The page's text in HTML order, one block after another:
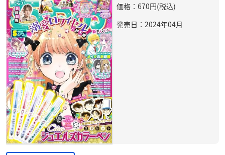
価格：670円(税込)
発売日：2024年04月